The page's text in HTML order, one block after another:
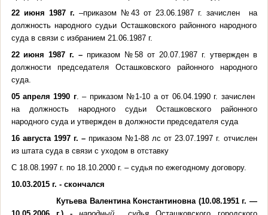
22 июня 1987 г. –приказом №43 от 23.06.1987 г. зачислен на
должность народного судьи Осташковского районного народного
суда в связи с избранием 21.06.1987 г.
22 июня 1987 г. –приказом №58 от 20.07.1987 г. утвержден в
должности председателя Осташковского районного народного
суда.
05 апреля 1990 г. – приказом №1-10 а от 06.04.1990 г. зачислен
на должность народного судьи Осташковского районного
народного суда и утвержден в должности председателя суда
16 августа 1997 г. – приказом №1-88 лс от 23.07.1997 г. отчислен
из штата суда в связи с уходом в отставку
С 18.08.1997 г. по 18.10.2000 г. – судья по ежегодному договору.
10.03.2015 г. - скончался
Кутьева Валентина Константиновна (10.08.1951 г. —